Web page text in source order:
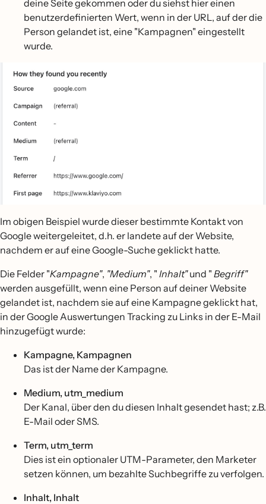
deine Seite gekommen oder du siehst hier einen
benutzerdefinierten Wert, wenn in der URL, auf der die
Person gelandet ist, eine "Kampagnen" eingestellt
wurde.
Im obigen Beispiel wurde dieser bestimmte Kontakt von
Google weitergeleitet, d.h. er landete auf der Website,
nachdem er auf eine Google-Suche geklickt hatte.
Die Felder "Kampagne", "Medium", " Inhalt"und " Begriff"
werden ausgefüllt, wenn eine Person auf deiner Website
gelandet ist, nachdem sie auf eine Kampagne geklickt hat,
in der Google Auswertungen Tracking zu Links in der E-Mail
hinzugefügt wurde:
Kampagne, Kampagnen
Das ist der Name der Kampagne.
Medium, utm_medium
Der Kanal, über den du diesen Inhalt gesendet hast; z.B.
E-Mail oder SMS.
Term, utm_term
Dies ist ein optionaler UTM-Parameter, den Marketer
setzen können, um bezahlte Suchbegriffe zu verfolgen.
Inhalt, Inhalt